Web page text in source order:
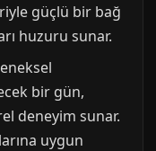
güçlü bir bağ
huzuru sunar.
bir gün,
deneyim sunar.
uygun